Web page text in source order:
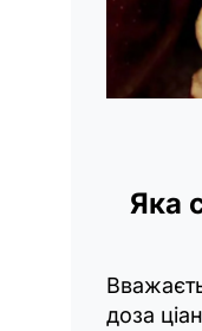
Яка
доза